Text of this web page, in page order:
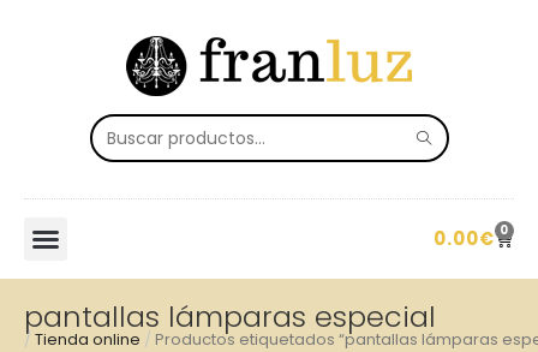
0.00€ 0
pantallas lámparas especial
/ Tienda online / Productos etiquetados “pantallas lámparas